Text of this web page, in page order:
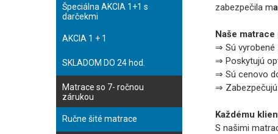
Špeciálna AKCIA 1+1 s
darčekmi
AKCIA 1 + 1
SKLADOM DO 24 hod.
Matrace so 7- ročnou
zárukou
Ručne šité matrace
zabezpečila m
Naše
⇒ Sú vyrobené
⇒ Poskytujú
⇒ Sú cenovo
⇒
Každému
S našimi